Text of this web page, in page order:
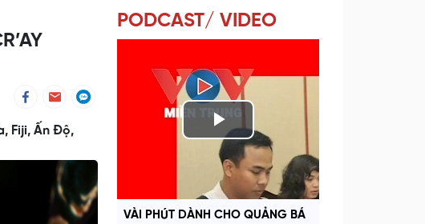
Fiji, Ấn Độ,
PODCAST/ VIDEO
P
l
a
VÀI PHÚT DÀNH CHO QUẢNG BÁ